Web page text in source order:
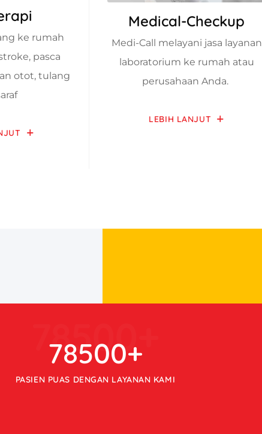
ke rumah
pasca
otot, tulang
Medical-Checkup
Medi-Call melayani jasa layanan
laboratorium ke rumah atau
perusahaan Anda.
LEBIH LANJUT
78500+
78500
PASIEN PUAS DENGAN LAYANAN KAMI